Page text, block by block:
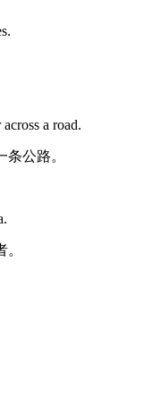
a road.
公路。